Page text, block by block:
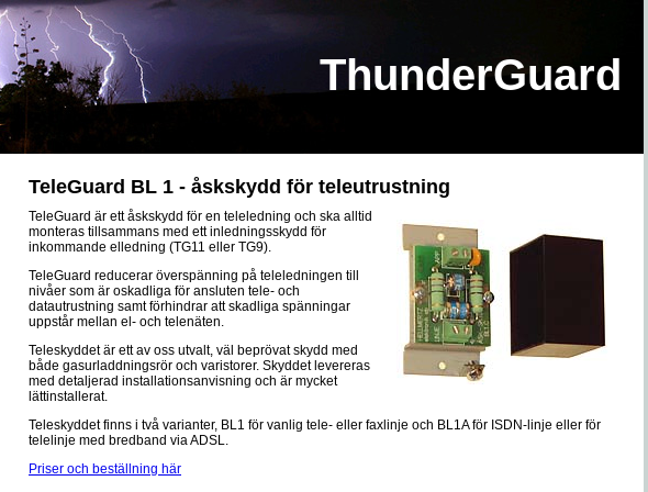
ThunderGuard
TeleGuard BL 1 - åskskydd för teleutrustning
TeleGuard är ett åskskydd för en teleledning och ska alltid
monteras tillsammans med ett inledningsskydd för
inkommande elledning (TG11 eller TG9).
TeleGuard reducerar överspänning på teleledningen till
nivåer som är oskadliga för ansluten tele- och
datautrustning samt förhindrar att skadliga spänningar
uppstår mellan el- och telenäten.
Teleskyddet är ett av oss utvalt, väl beprövat skydd med
både gasurladdningsrör och varistorer. Skyddet levereras
med detaljerad installationsanvisning och är mycket
lättinstallerat.
Teleskyddet finns i två varianter, BL1 för vanlig tele- eller faxlinje och BL1A för ISDN-linje eller för
telelinje med bredband via ADSL.
Priser och beställning här